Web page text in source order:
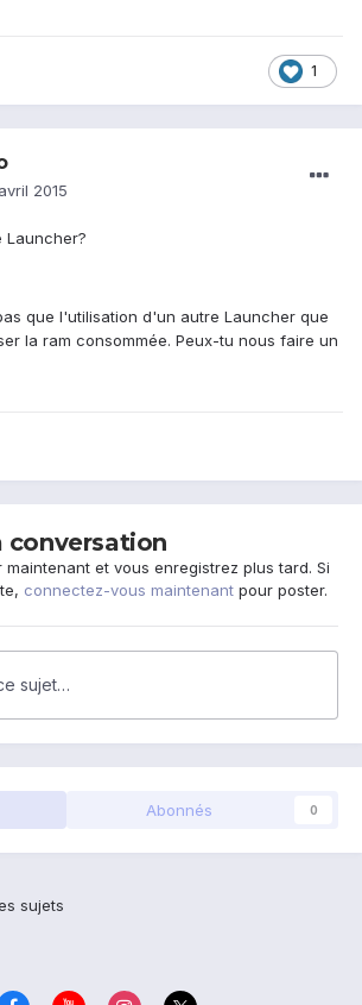
1
2015
Launcher?
que l'utilisation d'un autre Launcher que
la ram consommée. Peux-tu nous faire un
conversation
maintenant et vous enregistrez plus tard. Si
connectez-vous maintenant pour poster.
sujet…
Abonnés 0
sujets